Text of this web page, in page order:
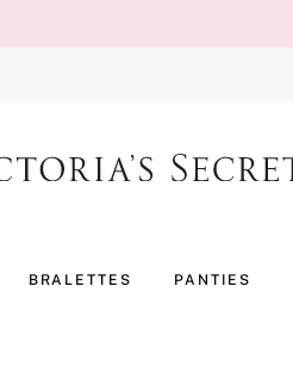
BRALETTES PANTIES